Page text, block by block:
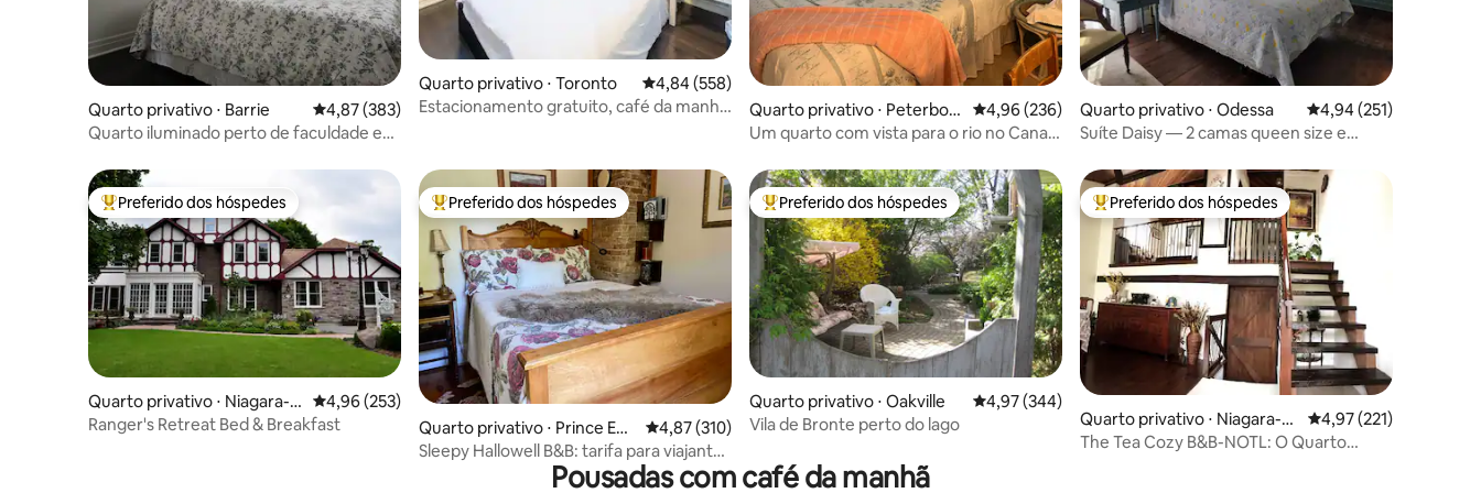
Quarto privativo ⋅ Barrie 4,87 de uma avaliação média de 5, 383 avaliações
4,87 (383)
Quarto iluminado perto de faculdade e
Quarto privativo ⋅ Toronto 4,84 de uma avaliação média de 5, 558 avaliações
4,84 (558)
Estacionamento gratuito, café da manhã
Quarto privativo ⋅ Peterbor
ough
4,96 de uma avaliação média de 5, 236 avaliações
4,96 (236)
Um quarto com vista para o rio no Canal
Quarto privativo ⋅ Odessa 4,94 de uma avaliação
4,94 (251)
Suíte Daisy — 2 camas queen size e
Entre os melhores preferidos dos hóspedes
Preferido dos hóspedes
Quarto privativo ⋅ Niagara-o
n-the-Lake
4,96 de uma avaliação média de 5, 253 avaliações
4,96 (253)
Ranger's Retreat Bed & Breakfast
Entre os melhores preferidos dos hóspedes
Preferido dos hóspedes
Quarto privativo ⋅ Prince Ed
ward
4,87 de uma avaliação média de 5, 310 avaliações
4,87 (310)
Sleepy Hallowell B&B: tarifa para viajantes
guerreiros solitários!
Entre os melhores preferidos dos hóspedes
Preferido dos hóspedes
Quarto privativo ⋅ Oakville 4,97 de uma avaliação média de 5, 344 avaliações
4,97 (344)
Vila de Bronte perto do lago
Entre os melhores preferidos dos hóspedes
Preferido dos hóspedes
Quarto privativo ⋅ Niagara-o
n-the-Lake
4,97 de uma avaliação
4,97 (221)
The Tea Cozy B&B-NOTL: O Quarto
Pousadas com café da manhã